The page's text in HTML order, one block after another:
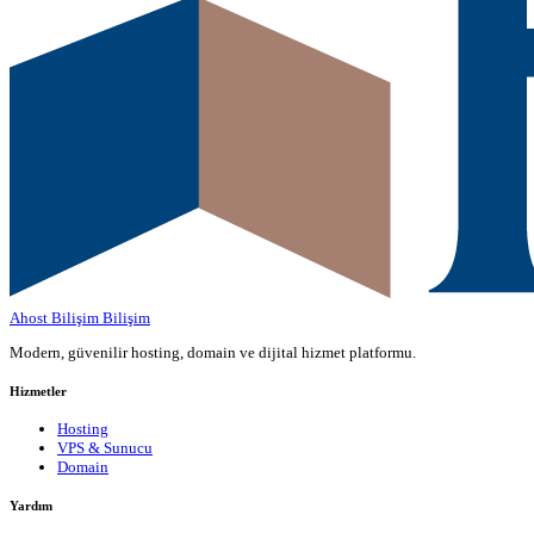
Ahost Bilişim Bilişim
Modern, güvenilir hosting, domain ve dijital hizmet platformu.
Hizmetler
Hosting
VPS & Sunucu
Domain
Yardım